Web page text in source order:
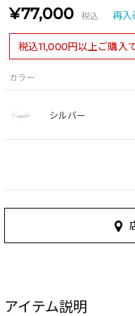
¥77,000 税込 再入
税込11,000円以上ご購入
カラー
シルバー
アイテム説明